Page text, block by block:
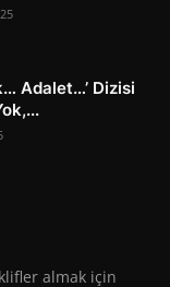
Adalet…’ Dizisi
almak için